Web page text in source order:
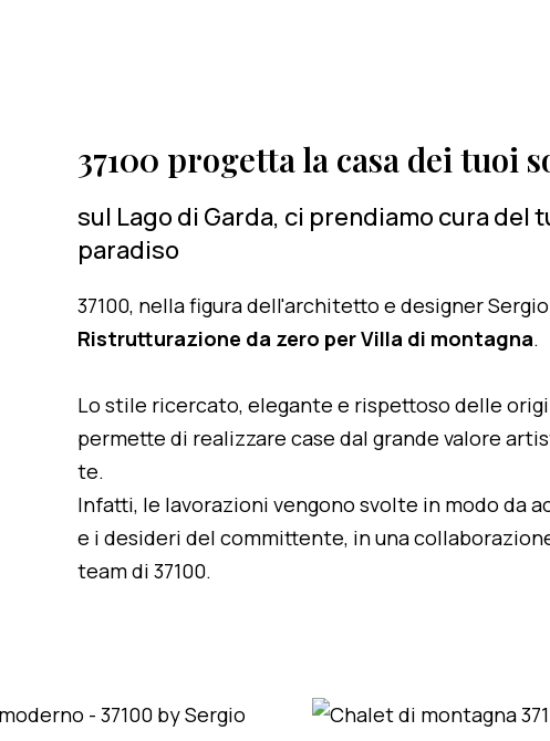
37100 progetta la casa dei tuoi
sul Lago di Garda, ci prendiamo cura del
paradiso
37100, nella figura dell'architetto e designer
Ristrutturazione da zero per Villa di montagna.
Lo stile ricercato, elegante e rispettoso delle
permette di realizzare case dal grande valore
te.
Infatti, le lavorazioni vengono svolte in modo da
e i desideri del committente, in una
team di 37100.